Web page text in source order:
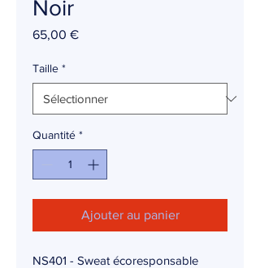
Noir
65,00 €Prix
Taille *
Quantité *
Ajouter au panier
NS401 - Sweat écoresponsable